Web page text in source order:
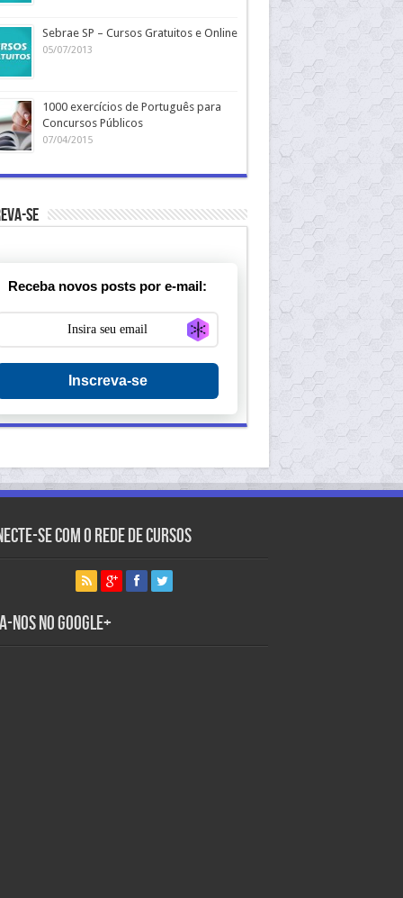
Sebrae SP – Cursos Gratuitos e Online
05/07/2013
1000 exercícios de Português para
Concursos Públicos
07/04/2015
se
Receba novos posts por e-mail:
Inscreva-se
se com o Rede de Cursos
nos no Google+